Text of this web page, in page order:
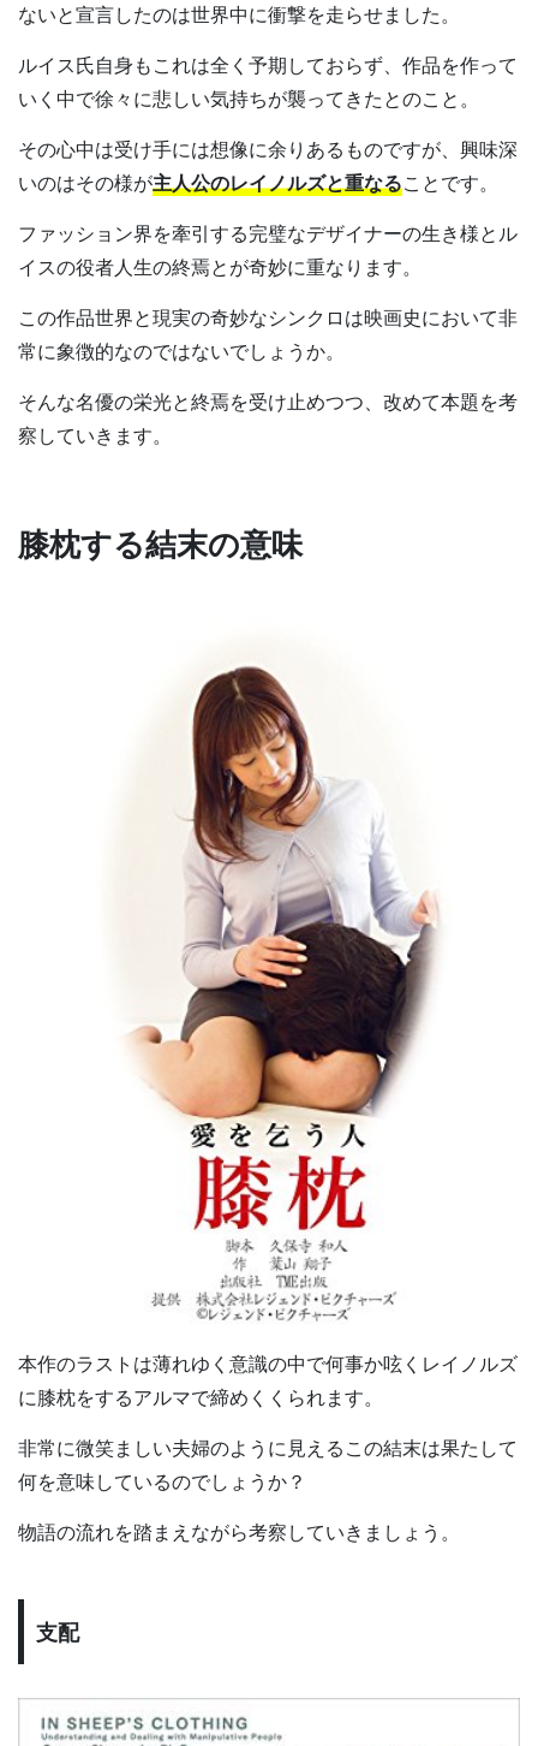
ないと宣言したのは世界中に衝撃を走らせました。
ルイス氏自身もこれは全く予期しておらず、作品を作って
いく中で徐々に悲しい気持ちが襲ってきたとのこと。
その心中は受け手には想像に余りあるものですが、興味深
いのはその様が主人公のレイノルズと重なることです。
ファッション界を牽引する完璧なデザイナーの生き様とル
イスの役者人生の終焉とが奇妙に重なります。
この作品世界と現実の奇妙なシンクロは映画史において非
常に象徴的なのではないでしょうか。
そんな名優の栄光と終焉を受け止めつつ、改めて本題を考
察していきます。
膝枕する結末の意味
本作のラストは薄れゆく意識の中で何事か呟くレイノルズ
に膝枕をするアルマで締めくくられます。
非常に微笑ましい夫婦のように見えるこの結末は果たして
何を意味しているのでしょうか？
物語の流れを踏まえながら考察していきましょう。
支配